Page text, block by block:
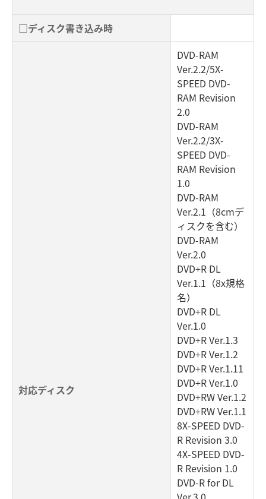
□ディスク書き込み時
対応ディスク
DVD-RAM
Ver.2.2/5X-
SPEED DVD-
RAM Revision
2.0
DVD-RAM
Ver.2.2/3X-
SPEED DVD-
RAM Revision
1.0
DVD-RAM
Ver.2.1（8cmデ
ィスクを含む）
DVD-RAM
Ver.2.0
DVD+R DL
Ver.1.1（8x規格
名）
DVD+R DL
Ver.1.0
DVD+R Ver.1.3
DVD+R Ver.1.2
DVD+R Ver.1.11
DVD+R Ver.1.0
DVD+RW Ver.1.2
DVD+RW Ver.1.1
8X-SPEED DVD-
R Revision 3.0
4X-SPEED DVD-
R Revision 1.0
DVD-R for DL